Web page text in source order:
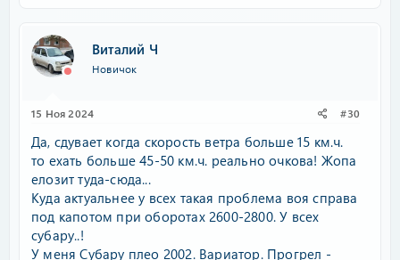
Виталий Ч
Новичок
15 Ноя 2024 #30
Да, сдувает когда скорость ветра больше 15 км.ч.
то ехать больше 45-50 км.ч. реально очкова! Жопа
елозит туда-сюда...
Куда актуальнее у всех такая проблема воя справа
под капотом при оборотах 2600-2800. У всех
субару..!
У меня Субару плео 2002. Вариатор. Прогрел -